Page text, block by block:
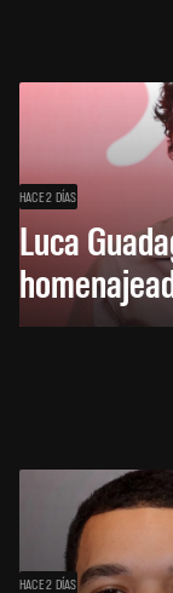
HACE 2 DÍAS
Luca
HACE 2 DÍAS